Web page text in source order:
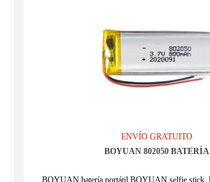
ENVÍO GRATUITO
BOYUAN 802050 BATERÍA
BOYUAN batería portátil BOYUAN selfie stick,